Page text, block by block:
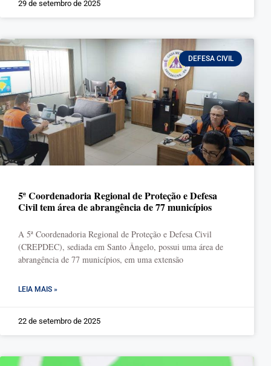
29 de setembro de 2025
DEFESA CIVIL
5ª Coordenadoria Regional de Proteção e Defesa
Civil tem área de abrangência de 77 municípios
A 5ª Coordenadoria Regional de Proteção e Defesa Civil
(CREPDEC), sediada em Santo Ângelo, possui uma área de
abrangência de 77 municípios, em uma extensão
LEIA MAIS »
22 de setembro de 2025